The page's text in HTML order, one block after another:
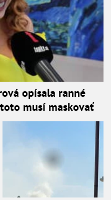
opísala ranné
musí maskovať